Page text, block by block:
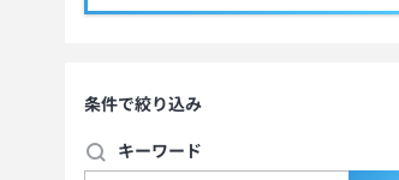
条件で絞り込み
キーワード